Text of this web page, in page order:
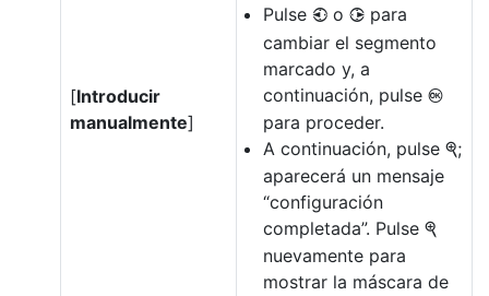
[Introducir
manualmente]
Pulse 4 o 2 para
cambiar el segmento
marcado y, a
continuación, pulse J
para proceder.
A continuación, pulse X;
aparecerá un mensaje
“configuración
completada”. Pulse X
nuevamente para
mostrar la máscara de